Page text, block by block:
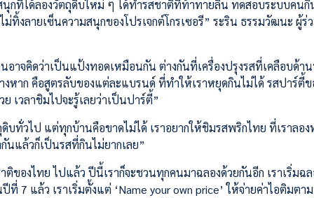
นุกที่ได้ลองวัตถุดิบใหม่ ๆ ได้ทำรสชาติที่ท้าทายลิ้น ทดสอบระบบคน
งลายเซ็นความสนุกของโปรเจกต์โกรเซอรี” ระริน ธรรมวัฒนะ ผู้ร่
าจคิดว่าเป็นแป้งทอดเหมือนกัน ต่างกันที่เครื่องปรุงรสที่เคลือบด้า
าก คือสูตรลับของแต่ละแบรนด์ ที่ทำให้เราหยุดกินไม่ได้ รสปาร์ตี้ข
เวลาชิมไปจะรู้เลยว่าเป็นปาร์ตี้”
ทั่วไป แต่ทุกบ้านคือขาดไม่ได้ เราอยากให้ชิมรสพริกไทย ที่เราลอ
แล้วก็เป็นรสที่กินไม่ยากเลย”
ของไทย ไปแล้ว ปีนี้เราก็จะชวนทุกคนมาฉลองด้วยกันอีก เราเริ่มฉล
7 แล้ว เราเริ่มตั้งแต่ ‘Name your own price’ ให้จ่ายค่าไอติมตา